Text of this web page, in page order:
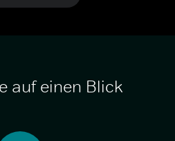
auf einen Blick